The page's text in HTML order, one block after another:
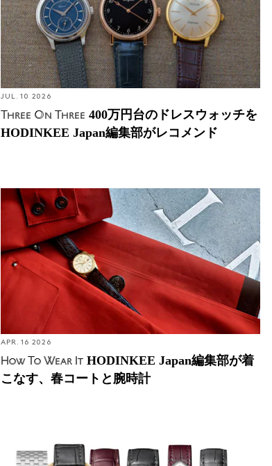
JUL. 10 2026
Three On Three 400万円台のドレスウォッチを
HODINKEE Japan編集部がレコメンド
HODINKEE Japan編集部が着こなす、春コートと腕
時計
APR. 16 2026
How To Wear It HODINKEE Japan編集部が着
こなす、春コートと腕時計
カルティエ プリヴェ10周年を祝う6モデルが登場。
カルティエ プリヴェ10作目となるクラッシュ スケ